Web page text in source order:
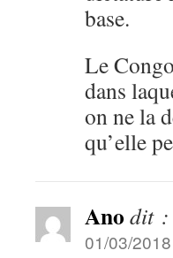
base.
Le
dans
on ne la
qu’elle
Ano dit :
01/03/